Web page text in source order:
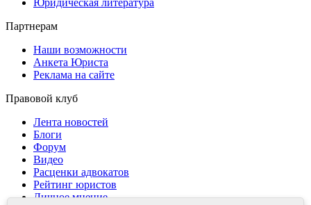
Партнерам
Наши возможности
Анкета Юриста
Реклама на сайте
Правовой клуб
Лента новостей
Блоги
Форум
Видео
Расценки адвокатов
Рейтинг юристов
Личное мнение